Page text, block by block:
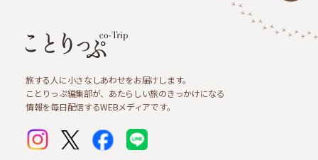
旅する人に小さなしあわせをお届けします。
ことりっぷ編集部が、あたらしい旅のきっかけになる
情報を毎日配信するWEBメディアです。